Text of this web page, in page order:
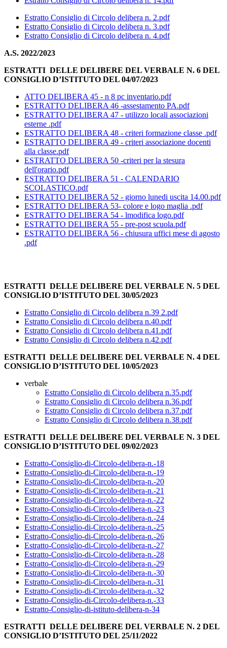
Estratto Consiglio di Circolo delibera n. 2.pdf
Estratto Consiglio di Circolo delibera n. 3.pdf
Estratto Consiglio di Circolo delibera n. 4.pdf
A.S. 2022/2023
ESTRATTI DELLE DELIBERE DEL VERBALE N. 6 DEL
CONSIGLIO D’ISTITUTO DEL 04/07/2023
ATTO DELIBERA 45 - n 8 pc inventario.pdf
ESTRATTO DELIBERA 46 -assestamento PA.pdf
ESTRATTO DELIBERA 47 - utilizzo locali associazioni
esterne .pdf
ESTRATTO DELIBERA 48 - criteri formazione classe .pdf
ESTRATTO DELIBERA 49 - criteri associazione docenti
alla classe.pdf
ESTRATTO DELIBERA 50 -criteri per la stesura
dell'orario.pdf
ESTRATTO DELIBERA 51 - CALENDARIO
SCOLASTICO.pdf
ESTRATTO DELIBERA 52 - giorno lunedi uscita 14.00.pdf
ESTRATTO DELIBERA 53- colore e logo maglia .pdf
ESTRATTO DELIBERA 54 - lmodifica logo.pdf
ESTRATTO DELIBERA 55 - pre-post scuola.pdf
ESTRATTO DELIBERA 56 - chiusura uffici mese di agosto
.pdf
ESTRATTI DELLE DELIBERE DEL VERBALE N. 5 DEL
CONSIGLIO D’ISTITUTO DEL 30/05/2023
Estratto Consiglio di Circolo delibera n.39 2.pdf
Estratto Consiglio di Circolo delibera n.40.pdf
Estratto Consiglio di Circolo delibera n.41.pdf
Estratto Consiglio di Circolo delibera n.42.pdf
ESTRATTI DELLE DELIBERE DEL VERBALE N. 4 DEL
CONSIGLIO D’ISTITUTO DEL 10/05/2023
verbale
Estratto Consiglio di Circolo delibera n.35.pdf
Estratto Consiglio di Circolo delibera n.36.pdf
Estratto Consiglio di Circolo delibera n.37.pdf
Estratto Consiglio di Circolo delibera n.38.pdf
ESTRATTI DELLE DELIBERE DEL VERBALE N. 3 DEL
CONSIGLIO D’ISTITUTO DEL 09/02/2023
Estratto-Consiglio-di-Circolo-delibera-n.-18
Estratto-Consiglio-di-Circolo-delibera-n.-19
Estratto-Consiglio-di-Circolo-delibera-n.-20
Estratto-Consiglio-di-Circolo-delibera-n.-21
Estratto-Consiglio-di-Circolo-delibera-n.-22
Estratto-Consiglio-di-Circolo-delibera-n.-23
Estratto-Consiglio-di-Circolo-delibera-n.-24
Estratto-Consiglio-di-Circolo-delibera-n.-25
Estratto-Consiglio-di-Circolo-delibera-n.-26
Estratto-Consiglio-di-Circolo-delibera-n.-27
Estratto-Consiglio-di-Circolo-delibera-n.-28
Estratto-Consiglio-di-Circolo-delibera-n.-29
Estratto-Consiglio-di-Circolo-delibera-n.-30
Estratto-Consiglio-di-Circolo-delibera-n.-31
Estratto-Consiglio-di-Circolo-delibera-n.-32
Estratto-Consiglio-di-Circolo-delibera-n.-33
Estratto-Consiglio-di-istituto-delibera-n-34
ESTRATTI DELLE DELIBERE DEL VERBALE N. 2 DEL
CONSIGLIO D’ISTITUTO DEL 25/11/2022